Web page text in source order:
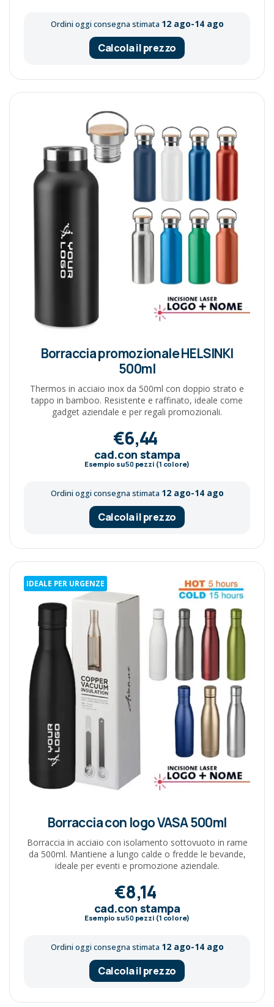
Ordini oggi consegna stimata 12 ago-14 ago
Calcola il prezzo
Borraccia promozionale HELSINKI
500ml
Thermos in acciaio inox da 500ml con doppio strato e
tappo in bamboo. Resistente e raffinato, ideale come
gadget aziendale e per regali promozionali.
€6,44
cad.con stampa
Esempio su50pezzi (1 colore)
Ordini oggi consegna stimata 12 ago-14 ago
Calcola il prezzo
IDEALE PER URGENZE
Borraccia con logo VASA 500ml
Borraccia in acciaio con isolamento sottovuoto in rame
da 500ml. Mantiene a lungo calde o fredde le bevande,
ideale per eventi e promozione aziendale.
€8,14
cad.con stampa
Esempio su50pezzi (1 colore)
Ordini oggi consegna stimata 12 ago-14 ago
Calcola il prezzo